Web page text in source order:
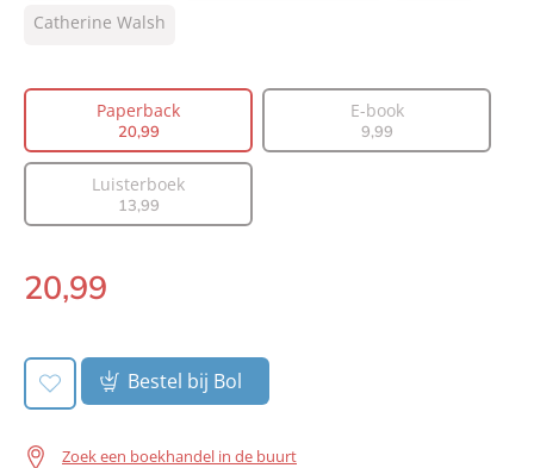
Type:
Vertaler:
Ineke de Groot
Aantal pagina's:
368
Uitgever:
Verschijningsdatum:
24-06-2025
Catherine Walsh
Paperback
20,99
E-book
9,99
Luisterboek
13,99
Paperback:
20,99
Bestel bij Bol
Zoek een boekhandel in de buurt